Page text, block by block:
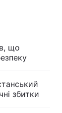
що
збитки